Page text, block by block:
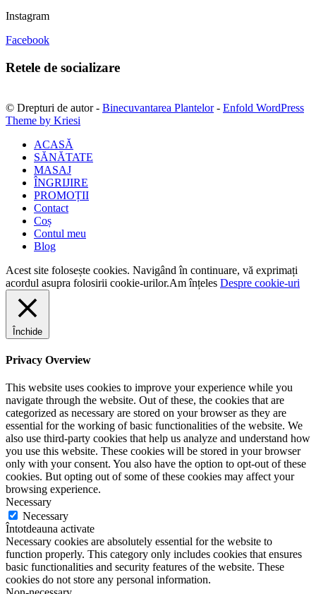
Instagram
Facebook
Retele de socializare
© Drepturi de autor - Binecuvantarea Plantelor- Enfold WordPress
Theme by Kriesi
ACASĂ
SĂNĂTATE
MASAJ
ÎNGRIJIRE
PROMOȚII
Contact
Coș
Contul meu
Blog
Acest site folosește cookies. Navigând în continuare, vă exprimați
acordul asupra folosirii cookie-urilor.Am înțeles Despre cookie-uri
Închide
Privacy Overview
This website uses cookies to improve your experience while you
navigate through the website. Out of these, the cookies that are
categorized as necessary are stored on your browser as they are
essential for the working of basic functionalities of the website. We
also use third-party cookies that help us analyze and understand how
you use this website. These cookies will be stored in your browser
only with your consent. You also have the option to opt-out of these
cookies. But opting out of some of these cookies may affect your
browsing experience.
Necessary
Necessary
Întotdeauna activate
Necessary cookies are absolutely essential for the website to
function properly. This category only includes cookies that ensures
basic functionalities and security features of the website. These
cookies do not store any personal information.